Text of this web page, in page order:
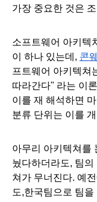
가장 중요한 것은
소프트웨어 아키텍
이 하나 있는데, 콘
프트웨어 아키텍쳐
따라간다" 라는 이
이를 재 해석하면
분류 단위는 이를
아무리 아키텍쳐를
눴다하더라도, 팀
쳐가 무너진다. 예
도,한국팀으로 팀